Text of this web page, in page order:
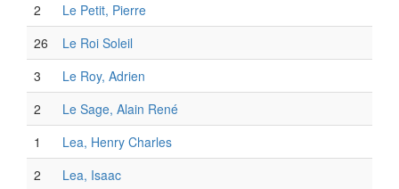
2
Le Petit, Pierre
26
Le Roi Soleil
3
Le Roy, Adrien
2
Le Sage, Alain René
1
Lea, Henry Charles
2
Lea, Isaac